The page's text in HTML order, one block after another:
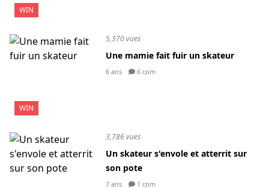
WIN
WIN
5,370 vues
Une mamie fait fuir un skateur
6 ans 6 com
3,786 vues
Un skateur s'envole et atterrit sur
son pote
7 ans 1 com